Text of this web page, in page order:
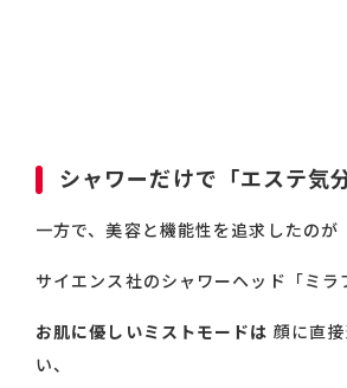
シャワーだけで「エステ気
一方で、美容と機能性を追求したのが
サイエンス社のシャワーヘッド「ミラ
お肌に優しいミストモードは 顔に直
い、